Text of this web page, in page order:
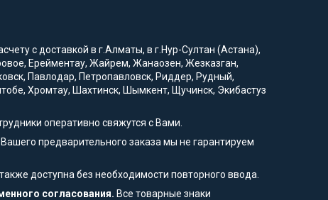
с доставкой в г.Алматы, в г.Нур-Султан (Астана),
Ерейментау, Жайрем, Жанаозен, Жезказган,
Павлодар, Петропавловск, Риддер, Рудный,
Хромтау, Шахтинск, Шымкент, Щучинск, Экибастуз
оперативно свяжутся с Вами.
предварительного заказа мы не гарантируем
доступна без необходимости повторного ввода.
согласования. Все товарные знаки